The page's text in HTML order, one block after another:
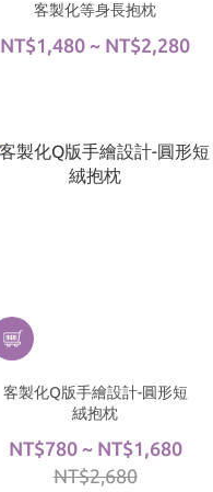
客製化等身長抱枕
NT$1,480 ~ NT$2,280
客製化Q版手繪設計-圓形短
絨抱枕
NT$780 ~ NT$1,680
NT$2,680